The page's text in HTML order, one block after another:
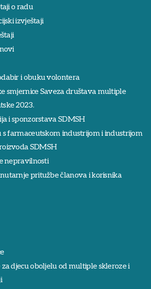
o radu
izvještaji
i obuku volontera
smjernice Saveza društava multiple
2023.
i sponzorstava SDMSH
s farmaceutskom industrijom i industrijom
SDMSH
nepravilnosti
pritužbe članova i korisnika
djecu oboljelu od multiple skleroze i